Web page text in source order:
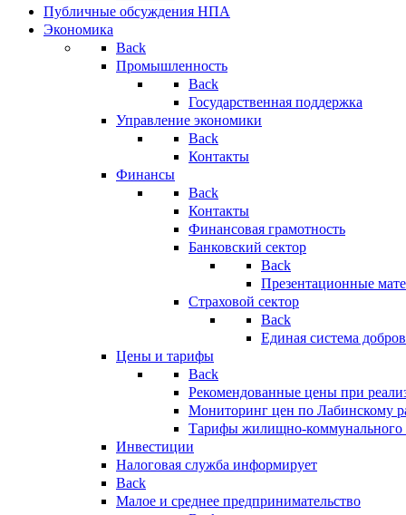
Публичные обсуждения НПА
Экономика
Back
Промышленность
Back
Государственная поддержка
Управление экономики
Back
Контакты
Финансы
Back
Контакты
Финансовая грамотность
Банковский сектор
Back
Презентационные
Страховой сектор
Back
Единая система
Цены и тарифы
Back
Рекомендованные цены при
Мониторинг цен по Лабинскому
Тарифы жилищно-коммунального
Инвестиции
Налоговая служба информирует
Back
Малое и среднее предпринимательство